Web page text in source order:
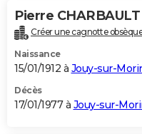
Pierre CHARBAULT
Créer une cagnotte
Naissance
15/01/1912 à Jouy-sur-
Décès
17/01/1977 à Jouy-sur-